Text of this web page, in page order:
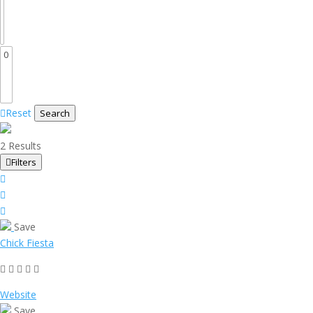
Reset Search
2 Results
Filters
Save
Chick Fiesta
Website